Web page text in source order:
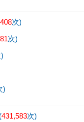
次)
次)
)
(431,583次)